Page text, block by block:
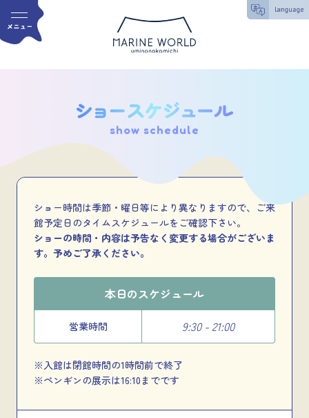
show schedule
ショー時間は季節・曜日等により異なりますので、ご来
館予定日のタイムスケジュールをご確認下さい。
ショーの時間・内容は予告なく変更する場合がございま
す。予めご了承ください。
本日のスケジュール
営業時間 9:30 - 21:00
※入館は閉館時間の1時間前で終了
※ペンギンの展示は16:10までです